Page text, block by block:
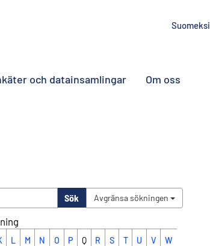
Suomeksi
och datainsamlingar Om oss
Sök Avgränsa sökningen
L M N O P Q R S T U V W